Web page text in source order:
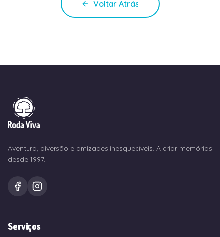
Voltar Atrás
Aventura, diversão e amizades inesquecíveis. A criar memórias
desde 1997.
Serviços